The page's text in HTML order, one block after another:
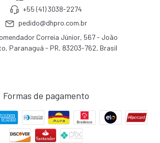
+55 (41) 3038-2274
pedido@dhpro.com.br
Correia Júnior, 567 - João
Paranaguá - PR, 83203-762, Brasil
Formas de pagamento